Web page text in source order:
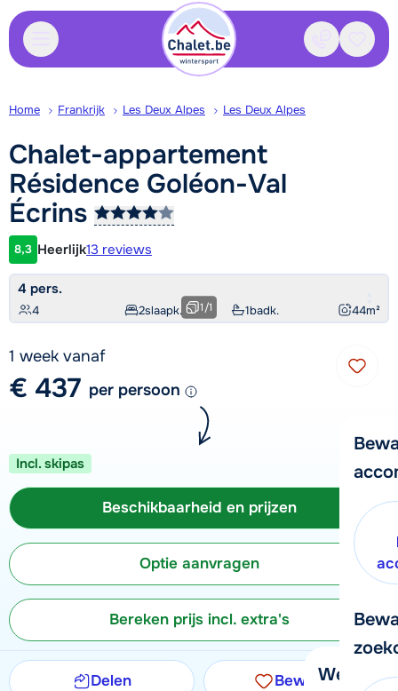
Contact
We
Home Frankrijk Les Deux Alpes Les Deux Alpes
Chalet-appartement
Résidence Goléon-Val
Écrins
Klantwaardering
8,3 Heerlijk13 reviews
4 pers.
4 2slaapk. 1badk. 44m²
1/1
1 week vanaf
€ 437 per persoon
Incl. skipas
Beschikbaarheid en prijzen
Optie aanvragen
Bereken prijs incl. extra's
Delen Bewaren